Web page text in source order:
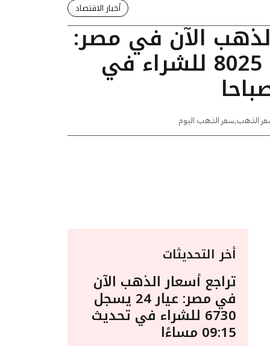
أخبار الاقتصاد
الآن في مصر:
عيار 24 يسجل 8025 للشراء في
الذهب,سعر الذهب اليوم
أخر التحديثات
تراجع أسعار الذهب الآن
في مصر: عيار 24 يسجل
6730 للشراء في تحديث
09:15 مساءًا